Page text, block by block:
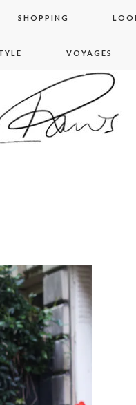
SHOPPING
VOYAGES